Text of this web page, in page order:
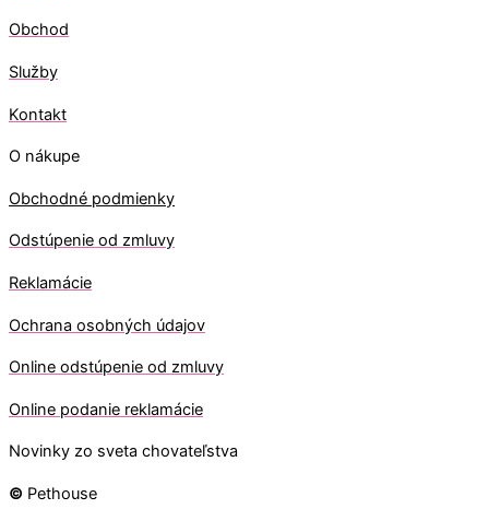
Obchod
Služby
Kontakt
O nákupe
Obchodné podmienky
Odstúpenie od zmluvy
Reklamácie
Ochrana osobných údajov
Online odstúpenie od zmluvy
Online podanie reklamácie
Novinky zo sveta chovateľstva
© Pethouse